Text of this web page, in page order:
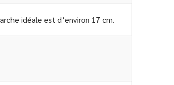
idéale est d’environ 17 cm.